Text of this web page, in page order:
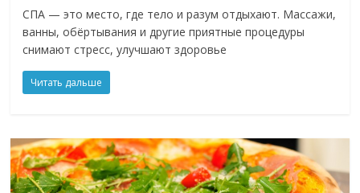
СПА — это место, где тело и разум отдыхают. Массажи,
ванны, обёртывания и другие приятные процедуры
снимают стресс, улучшают здоровье
Читать дальше